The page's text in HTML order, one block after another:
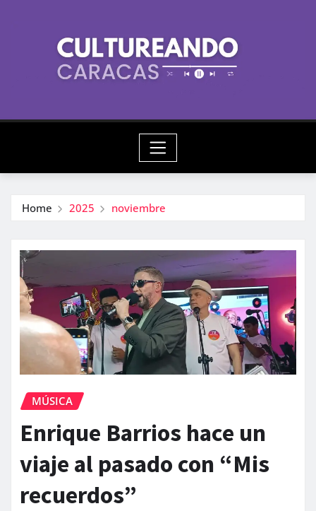
Home 2025 noviembre
MÚSICA
Enrique Barrios hace un
viaje al pasado con “Mis
recuerdos”